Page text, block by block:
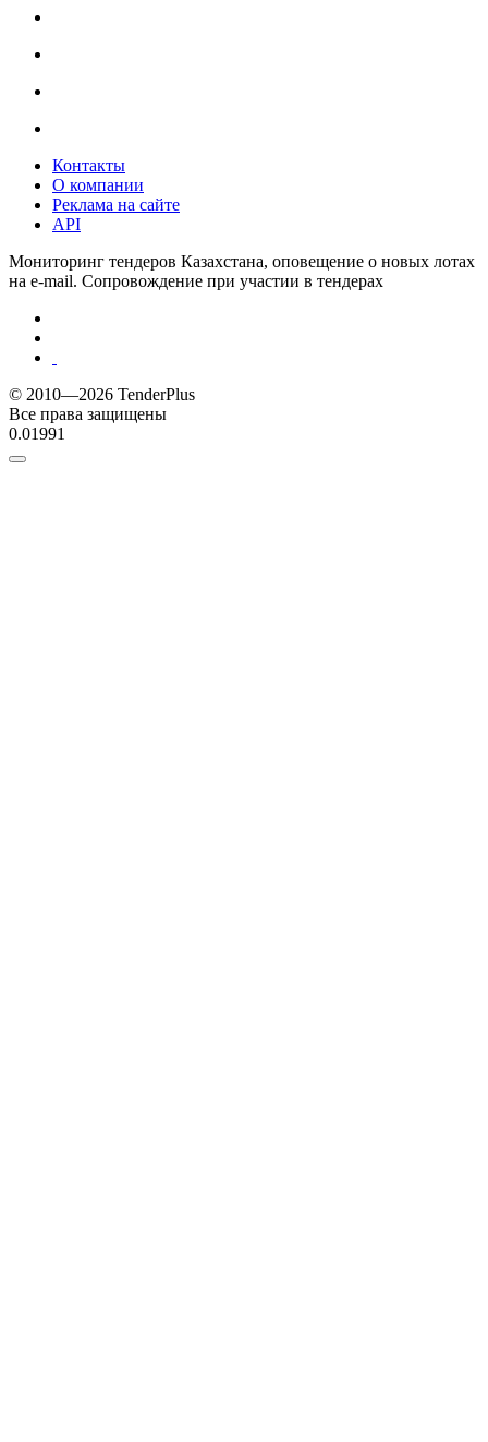
Контакты
О компании
Реклама на сайте
API
Мониторинг тендеров Казахстана, оповещение о новых лотах
на e-mail. Сопровождение при участии в тендерах
© 2010—2026 TenderPlus
Все права защищены
0.01991